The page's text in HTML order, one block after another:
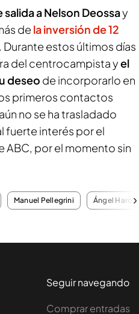
a Nelson Deossay
de la inversión de 12
estos últimos días
del centrocampista yel
deseo de incorporarlo en
primeros contactos
no se ha trasladado
fuerte interés por el
por el momento sin
Manuel Pellegrini Ángel Haro
Seguir navegando
Comprar entradas